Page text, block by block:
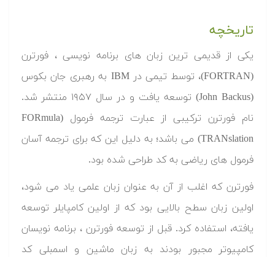
تاریخچه
یکی از قدیمی ترین زبان های برنامه نویسی ، فورترن
(FORTRAN)، توسط تیمی در IBM به رهبری جان بکوس
(John Backus) توسعه یافت و در سال ۱۹۵۷ منتشر شد.
نام فورترن ترکیبی از عبارت ترجمه فرمول (FORmula
TRANslation) می باشد؛ به دلیل این که برای ترجمه آسان
فرمول های ریاضی به کد طراحی شده بود.
فورترن که اغلب از آن به عنوان زبان علمی یاد می شود،
اولین زبان سطح بالایی بود که از اولین کامپایلر توسعه
یافته، استفاده کرد. قبل از توسعه فورترن ، برنامه نویسان
کامپیوتر مجبور بودند به زبان ماشین و اسمبلی کد